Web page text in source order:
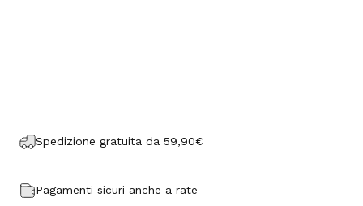
Spedizione gratuita da 59,90€
Pagamenti sicuri anche a rate